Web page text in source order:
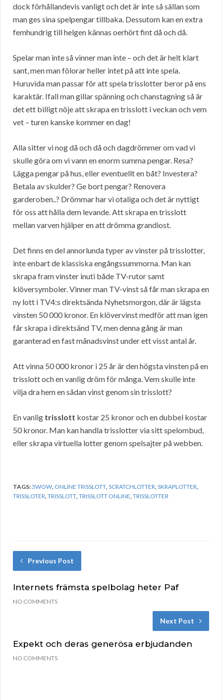
dock förhållandevis vanligt och det är inte så sällan som
man ges sina spelpengar tillbaka. Dessutom kan en extra
femhundrig till helgen kännas oerhört fint då och då.
Spelar man inte så vinner man inte – och det är helt klart
sant, men man fölorar heller intet på att inte spela.
Huruvida man passar för att spela trisslotter beror på ens
karaktär. Ifall man gillar spänning och chanstagning så är
det ett billigt nöje att skrapa en trisslott i veckan och vem
vet – turen kanske kommer en dag!
Alla sitter vi nog då och då och dagdrömmer om vad vi
skulle göra om vi vann en enorm summa pengar. Resa?
Lägga pengar på hus, eller eventuellt en båt? Investera?
Betala av skulder? Ge bort pengar? Renovera
garderoben..? Drömmar har vi otaliga och det är nyttigt
för oss att hålla dem levande. Att skrapa en trisslott
mellan varven hjälper en att drömma grandiost.
Det finns en del annorlunda typer av vinster på trisslotter,
inte enbart de klassiska engångssummorna. Man kan
skrapa fram vinster inuti både TV-rutor samt
klöversymboler. Vinner man TV-vinst så får man skrapa en
ny lott i TV4:s direktsända Nyhetsmorgon, där är lägsta
vinsten 50 000 kronor. En klövervinst medför att man igen
får skrapa i direktsänd TV, men denna gång är man
garanterad en fast månadsvinst under ett visst antal år.
Att vinna 50 000 kronor i 25 år är den högsta vinsten på en
trisslott och en vanlig dröm för många. Vem skulle inte
vilja dra hem en sådan vinst genom sin trisslott?
En vanlig trisslott kostar 25 kronor och en dubbel kostar
50 kronor. Man kan handla trisslotter via sitt spelombud,
eller skrapa virtuella lotter genom spelsajter på webben.
TAGS:3WOW, ONLINE TRISSLOTT,SCRATCHLOTTER,SKRAPLOTTER,
TRISSLOTER,TRISSLOTT,TRISSLOTT ONLINE,TRISSLOTTER
Previous Post
Internets främsta spelbolag heter Paf
NO COMMENTS
Next Post
Expekt och deras generösa erbjudanden
NO COMMENTS